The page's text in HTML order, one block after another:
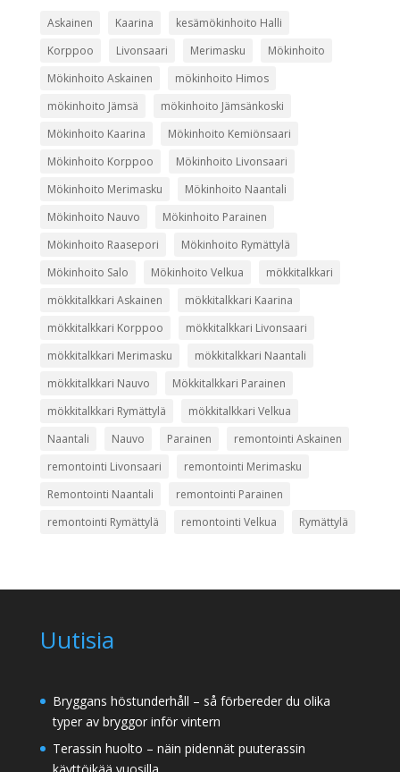
Askainen Kaarina
kesämökinhoito Halli
Korppoo
Livonsaari Merimasku
Mökinhoito
Mökinhoito Askainen
mökinhoito Himos
mökinhoito Jämsä
mökinhoito Jämsänkoski
Mökinhoito Kaarina
Mökinhoito Kemiönsaari
Mökinhoito Korppoo
Mökinhoito Livonsaari
Mökinhoito Merimasku
Mökinhoito Naantali
Mökinhoito Nauvo
Mökinhoito Parainen
Mökinhoito Raasepori
Mökinhoito Rymättylä
Mökinhoito Salo
Mökinhoito Velkua
mökkitalkkari
mökkitalkkari Askainen
mökkitalkkari Kaarina
mökkitalkkari Korppoo
mökkitalkkari Livonsaari
mökkitalkkari Merimasku
mökkitalkkari Naantali
mökkitalkkari Nauvo
Mökkitalkkari Parainen
mökkitalkkari Rymättylä
mökkitalkkari Velkua
Naantali
Nauvo Parainen
remontointi Askainen
remontointi Livonsaari
remontointi Merimasku
Remontointi Naantali
remontointi Parainen
remontointi Rymättylä
remontointi Velkua Rymättylä
Uutisia
Bryggans höstunderhåll – så förbereder du olika
typer av bryggor inför vintern
Terassin huolto – näin pidennät puuterassin